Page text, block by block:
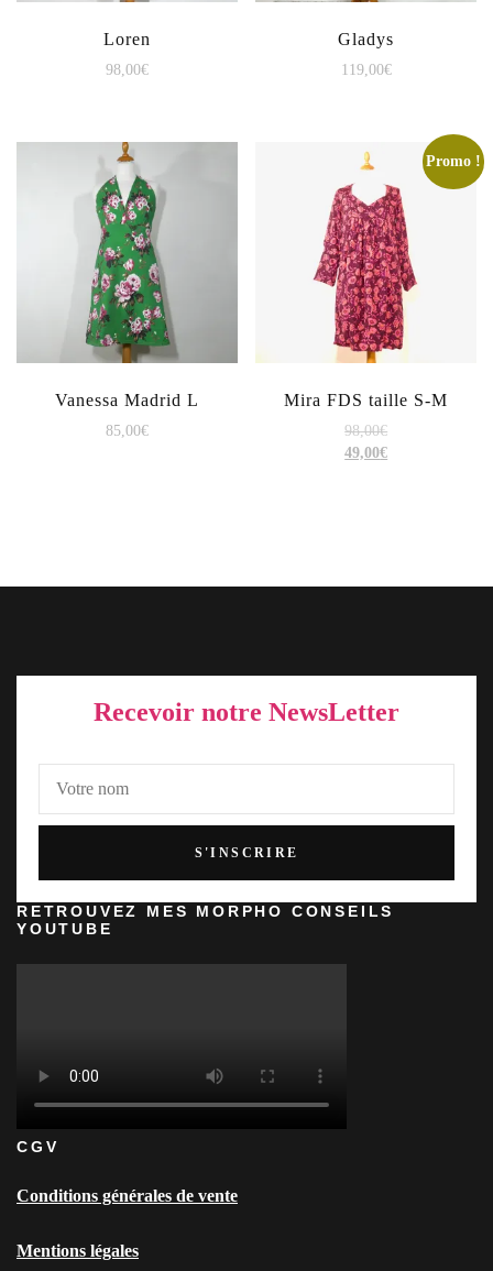
Loren
98,00€
Gladys
119,00€
Vanessa Madrid L
85,00€
Promo !
Mira FDS taille S-M
98,00€
49,00€
Recevoir notre NewsLetter
RETROUVEZ MES MORPHO CONSEILS
YOUTUBE
CGV
Conditions générales de vente
Mentions légales